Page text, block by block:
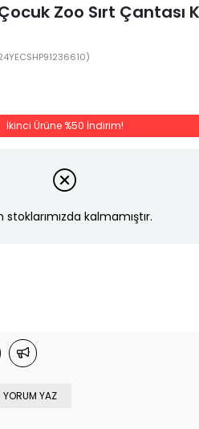
Zoo Sırt Çantası
İkinci Ürüne %50 İndirim!
stoklarımızda kalmamıştır.
YORUM YAZ